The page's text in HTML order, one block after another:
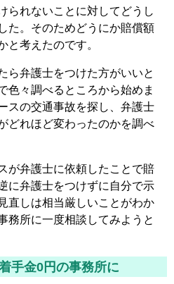
られないことに対してどうし
た。そのためどうにか賠償額
と考えたのです。
ら弁護士をつけた方がいいと
色々調べるところから始めま
スの交通事故を探し、弁護士
どれほど変わったのかを調べ
が弁護士に依頼したことで賠
に弁護士をつけずに自分で示
直しは相当厳しいことがわか
務所に一度相談してみようと
手金0円の事務所に